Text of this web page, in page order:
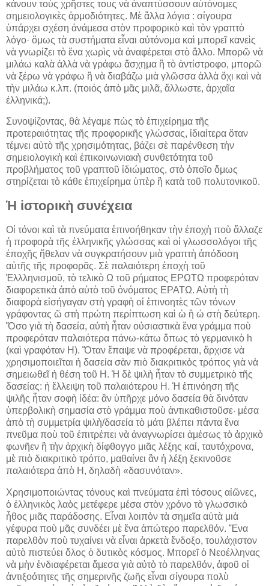
κάνουν τοὺς χρῆστες τους νὰ ἀναπτύσσουν αὐτόνομες
σημειολογικὲς ἁρμοδιότητες. Μὲ ἄλλα λόγια : σίγουρα
ὑπάρχει σχέση ἀνάμεσα στὸν προφορικὸ καὶ τὸν γραπτὸ
λόγο· ὅμως τὰ συστήματα εἶναι αὐτόνομα καὶ μπορεῖ κανεὶς
νὰ γνωρίζει τὸ ἕνα χωρὶς νὰ ἀναφέρεται στὸ ἄλλο. Μπορῶ νὰ
μιλάω καλὰ ἀλλὰ νὰ γράφω ἄσχημα ἢ τὸ ἀντίστροφο, μπορῶ
νὰ ξέρω νὰ γράφω ἢ νὰ διαβάζω μιὰ γλῶσσα ἀλλὰ ὄχι καὶ νὰ
τὴν μιλάω κ.λπ. (ποιός ἀπὸ μᾶς μιλᾶ, ἄλλωστε, ἀρχαῖα
ἑλληνικά;).
Συνοψίζοντας, θὰ λέγαμε πὼς τὸ ἐπιχείρημα τῆς
προτεραιότητας τῆς προφορικῆς γλώσσας, ἰδιαίτερα ὅταν
τέμνει αὐτὸ τῆς χρησιμότητας, βάζει σὲ παρένθεση τὴν
σημειολογικὴ καὶ ἐπικοινωνιακὴ συνθετότητα τοῦ
προβλήματος τοῦ γραπτοῦ ἰδιώματος, στὸ ὁποῖο ὅμως
στηρίζεται τὸ κάθε ἐπιχείρημα ὑπὲρ ἢ κατὰ τοῦ πολυτονικοῦ.
Ἡ ἱστορικὴ συνέχεια
Οἱ τόνοι καὶ τὰ πνεύματα ἐπινοήθηκαν τὴν ἐποχὴ ποὺ ἄλλαζε
ἡ προφορὰ τῆς ἑλληνικῆς γλώσσας καὶ οἱ γλωσσολόγοι τῆς
ἐποχῆς ἤθελαν νὰ συγκρατήσουν μιὰ γραπτὴ ἀπόδοση
αὐτῆς τῆς προφορᾶς. Σὲ παλαιότερη ἐποχὴ τοῦ
Ἑλλληνισμοῦ, τὸ τελικὸ Ω τοῦ ρήματος ΕΡΩΤΩ προφερόταν
διαφορετικὰ ἀπὸ αὐτὸ τοῦ ὀνόματος ΕΡΑΤΩ. Αὐτὴ τὴ
διαφορὰ εἰσήγαγαν στὴ γραφὴ οἱ ἐπινοητὲς τῶν τόνων
γράφοντας ῶ στὴ πρώτη περίπτωση καὶ ὼ ἢ ώ στὴ δεύτερη.
Ὅσο γιὰ τὴ δασεία, αὐτὴ ἦταν οὐσιαστικὰ ἕνα γράμμα ποὺ
προφερόταν παλαιότερα πάνω-κάτω ὅπως τὸ γερμανικὸ h
(καὶ γραφόταν Η). Ὅταν ἔπαψε νὰ προφέρεται, ἄρχισε νὰ
χρησιμοποιεῖται ἡ δασεία σὰν πιὸ διακριτικὸς τρόπος γιὰ νὰ
σημειωθεῖ ἡ θέση τοῦ Η. Ἡ δὲ ψιλὴ ἦταν τὸ συμμετρικὸ τῆς
δασείας: ἡ ἔλλειψη τοῦ παλαιότερου Η. Ἡ ἐπινόηση τῆς
ψιλῆς ἦταν σοφὴ ἰδέα: ἂν ὑπῆρχε μόνο δασεία θὰ δινόταν
ὑπερβολικὴ σημασία στὸ γράμμα ποὺ ἀντικαθιστοῦσε· μέσα
ἀπὸ τὴ συμμετρία ψιλὴ/δασεία τὸ μάτι βλέπει πάντα ἕνα
πνεῦμα ποὺ τοῦ ἐπιτρέπει νὰ ἀναγνωρίσει ἀμέσως τὸ ἀρχικὸ
φωνῆεν ἢ τὴν ἀρχικὴ δίφθογγο μιᾶς λέξης καί, ταυτόχρονα,
μὲ πιὸ διακριτικὸ τρόπο, μαθαίνει ἂν ἡ λέξη ξεκινοῦσε
παλαιότερα ἀπὸ Η, δηλαδὴ «δασυνόταν».
Χρησιμοποιώντας τόνους καὶ πνεύματα ἐπὶ τόσους αἰῶνες,
ὁ ἑλληνικὸς λαὸς μετέφερε μέσα στὸν χρόνο τὸ γλωσσικὸ
ἦθος μιᾶς παράδοσης. Εἶναι λοιπὸν τὰ σημεῖα αὐτὰ μιὰ
γέφυρα ποὺ μᾶς συνδέει μὲ ἕνα ἀπώτερο παρελθόν. Ἕνα
παρελθὸν ποὺ τυχαίνει νὰ εἶναι ἀρκετὰ ἔνδοξο, τουλάχιστον
αὐτὸ πιστεύει ὅλος ὁ δυτικὸς κόσμος. Μπορεῖ ὁ Νεοέλληνας
νὰ μὴν ἐνδιαφέρεται ἄμεσα γιὰ αὐτὸ τὸ παρελθόν, ἀφοῦ οἱ
ἀντιξοότητες τῆς σημερινῆς ζωῆς εἶναι σίγουρα πολὺ